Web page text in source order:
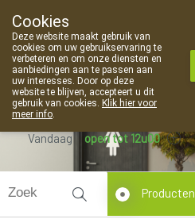
09 373 94 03
Vandaag open tot 12u00
Producten
Cookies
Deze website maakt gebruik van
cookies om uw gebruikservaring te
verbeteren en om onze diensten en
aanbiedingen aan te passen aan
uw interesses. Door op deze
website te blijven, accepteert u dit
gebruik van cookies. Klik hier voor
meer info.